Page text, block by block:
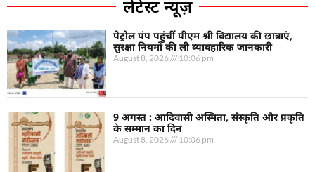
लेटेस्ट न्यूज़
पेट्रोल पंप पहुंचीं पीएम श्री विद्यालय की छात्राएं,
सुरक्षा नियमों की ली व्यावहारिक जानकारी
August 8, 2026 10:06 pm
9 अगस्त : आदिवासी अस्मिता, संस्कृति और प्रकृति
के सम्मान का दिन
August 8, 2026 10:06 pm